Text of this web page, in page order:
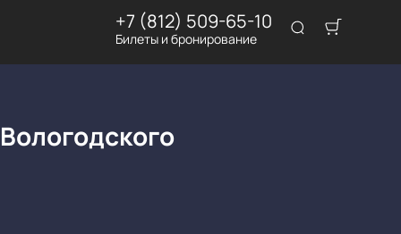
+7 (812) 509-65-10
Билеты и бронирование